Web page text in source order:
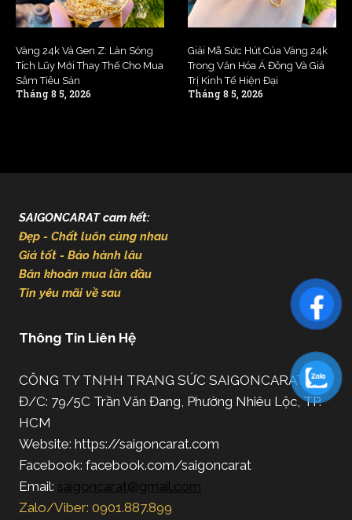
Vàng 24k Và Gen Z: Làn Sóng
Tích Lũy Mới Thay Thế Cho Mua
Sắm Tiêu Sản
Tháng 8 5, 2026
Giải Mã Sức Hút Của Vàng 24k
Trong Văn Hóa Á Đông Và Giá
Trị Kinh Tế Hiện Đại
Tháng 8 5, 2026
SAIGONCARAT cam kết:
Đẹp - Chất luôn cùng nhau
Giá tốt - Bảo hành lâu
Băn khoăn mua lần đầu
Tin yêu mãi về sau
Thông Tin Liên Hệ
CÔNG TY TNHH TRANG SỨC SAIGONCARAT
Đ/C: 79/5C Trần Văn Đang, Phường Nhiêu Lộc, TP.
HCM
Website: https://saigoncarat.com
Facebook: facebook.com/saigoncarat
Email: saigoncarat@gmail.com
Zalo/Viber: 0901.887.899